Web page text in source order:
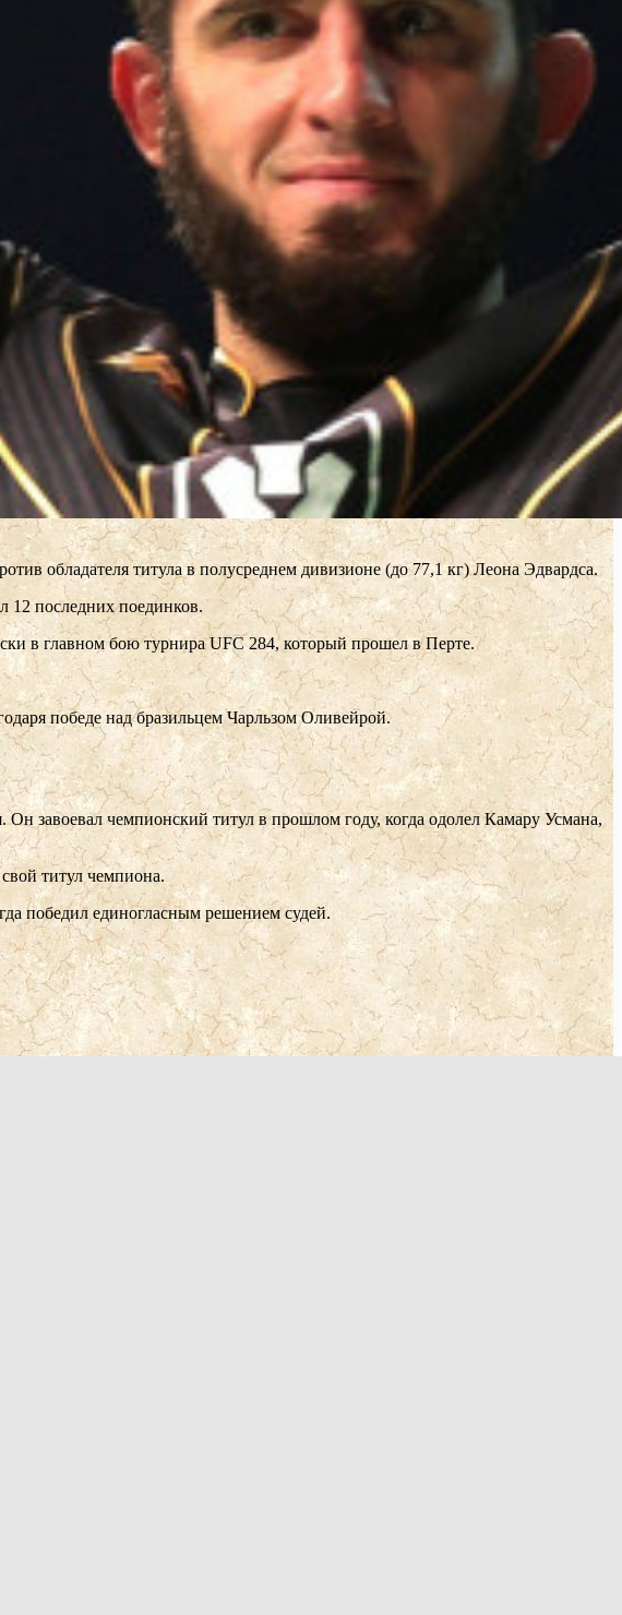
обладателя титула в полусреднем дивизионе (до 77,1 кг) Леона Эдвардса.
12 последних поединков.
в главном бою турнира UFC 284, который прошел в Перте.
победе над бразильцем Чарльзом Оливейрой.
завоевал чемпионский титул в прошлом году, когда одолел Камару Усмана,
титул чемпиона.
победил единогласным решением судей.